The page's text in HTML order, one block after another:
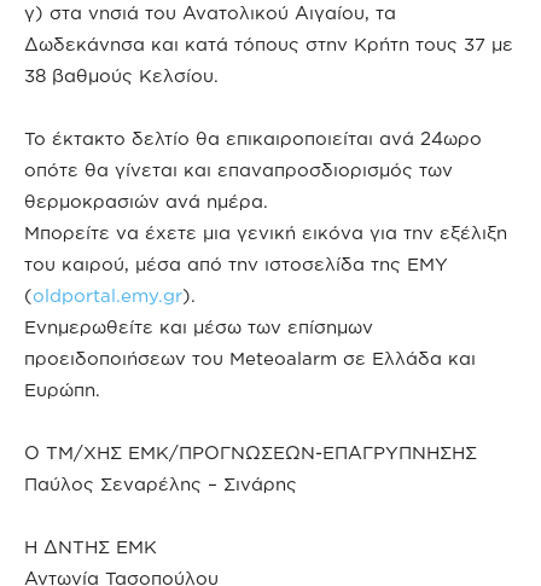
γ) στα νησιά του Ανατολικού Αιγαίου, τα
Δωδεκάνησα και κατά τόπους στην Κρήτη τους 37 με
38 βαθμούς Κελσίου.
Το έκτακτο δελτίο θα επικαιροποιείται ανά 24ωρο
οπότε θα γίνεται και επαναπροσδιορισμός των
θερμοκρασιών ανά ημέρα.
Μπορείτε να έχετε μια γενική εικόνα για την εξέλιξη
του καιρού, μέσα από την ιστοσελίδα της ΕΜΥ
(oldportal.emy.gr).
Ενημερωθείτε και μέσω των επίσημων
προειδοποιήσεων του Meteoalarm σε Ελλάδα και
Ευρώπη.
Ο ΤΜ/ΧΗΣ ΕΜΚ/ΠΡΟΓΝΩΣΕΩΝ-ΕΠΑΓΡΥΠΝΗΣΗΣ
Παύλος Σεναρέλης – Σινάρης
Η ΔΝΤΗΣ ΕΜΚ
Αντωνία Τασοπούλου